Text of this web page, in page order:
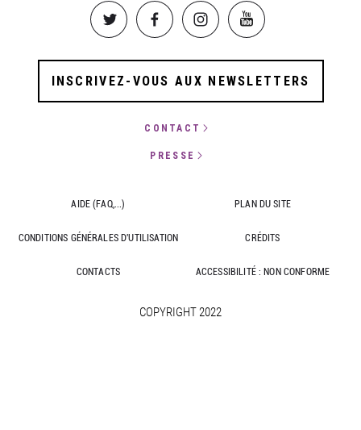
Image Image Image Image
INSCRIVEZ-VOUS AUX NEWSLETTERS
CONTACT
PRESSE
AIDE (FAQ,...) PLAN DU SITE
CONDITIONS GÉNÉRALES D'UTILISATION CRÉDITS
CONTACTS ACCESSIBILITÉ : NON CONFORME
COPYRIGHT 2022